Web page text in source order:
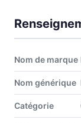
Nom de marque
Nom générique
Catégorie